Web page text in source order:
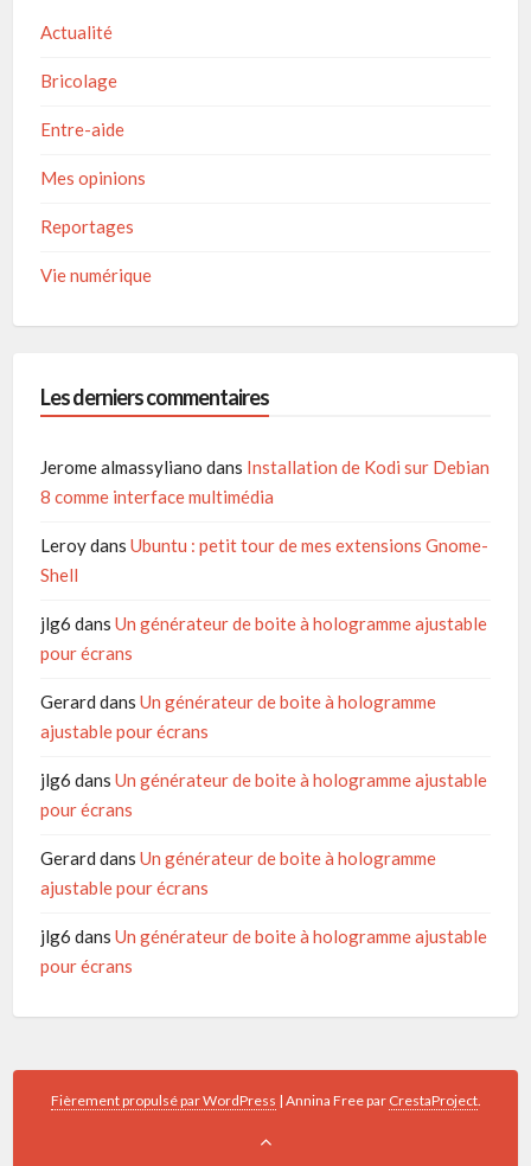
Actualité
Bricolage
Entre-aide
Mes opinions
Reportages
Vie numérique
Les derniers commentaires
Jerome almassyliano dans Installation de Kodi sur Debian
8 comme interface multimédia
Leroydans Ubuntu : petit tour de mes extensions Gnome-
Shell
jlg6 dans Un générateur de boite à hologramme ajustable
pour écrans
Gerard dans Un générateur de boite à hologramme
ajustable pour écrans
jlg6 dans Un générateur de boite à hologramme ajustable
pour écrans
Gerard dans Un générateur de boite à hologramme
ajustable pour écrans
jlg6 dans Un générateur de boite à hologramme ajustable
pour écrans
Fièrement propulsé par WordPress | Annina Free par CrestaProject.